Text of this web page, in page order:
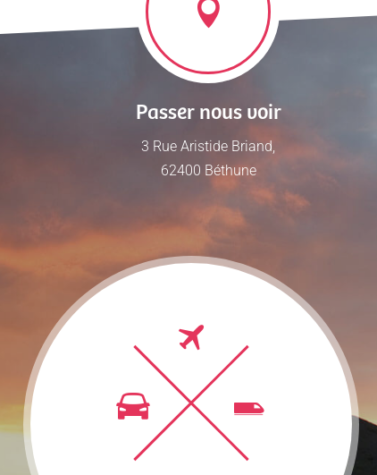
Passer nous voir
3 Rue Aristide Briand,
62400 Béthune